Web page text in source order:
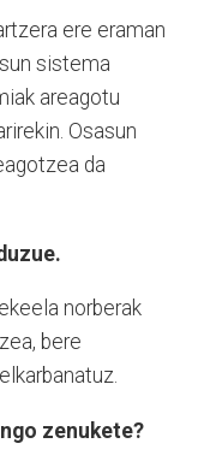
ere eraman
sistema
areagotu
Osasun
da
norberak
bere
zenukete?